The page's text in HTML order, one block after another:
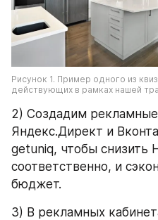
Рисунок 1. Пример одного из
действующих в рамках нашей
2) Создадим
Яндекс.Директ и
getuniq, чтобы снизить
соответственно, и
бюджет.
3) В рекламных